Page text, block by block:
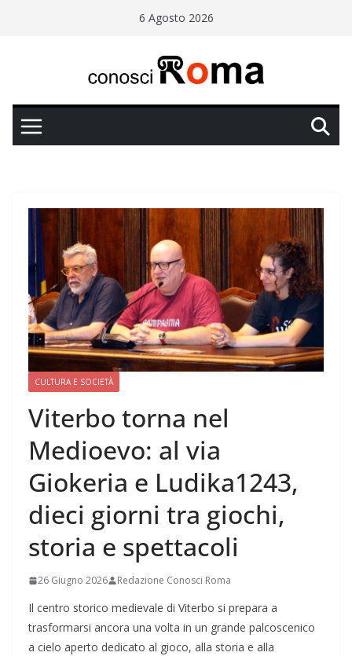
6 Agosto 2026
CULTURA E SOCIETÀ
Viterbo torna nel
Medioevo: al via
Giokeria e Ludika1243,
dieci giorni tra giochi,
storia e spettacoli
26 Giugno 2026 Redazione Conosci Roma
Il centro storico medievale di Viterbo si prepara a
trasformarsi ancora una volta in un grande palcoscenico
a cielo aperto dedicato al gioco, alla storia e alla